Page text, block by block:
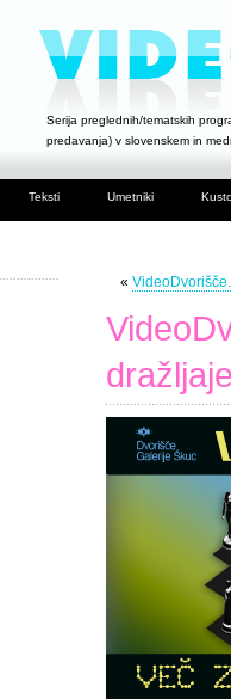
Serija preglednih/tematskih
predavanja) v slovenskem in
Teksti Umetniki
«